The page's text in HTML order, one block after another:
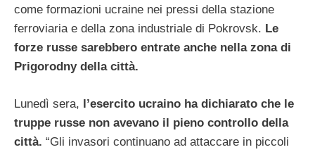
come formazioni ucraine nei pressi della stazione
ferroviaria e della zona industriale di Pokrovsk. Le
forze russe sarebbero entrate anche nella zona di
Prigorodny della città.
Lunedì sera, l’esercito ucraino ha dichiarato che le
truppe russe non avevano il pieno controllo della
città. “Gli invasori continuano ad attaccare in piccoli